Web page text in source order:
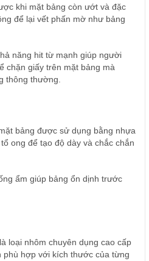
khi mặt bảng còn ướt và đặc
để lại vết phấn mờ như bảng
năng hit từ mạnh giúp người
chặn giấy trên mặt bảng mà
thông thường.
bảng được sử dụng bằng nhựa
ong để tạo độ dày và chắc chắn
ẩm giúp bảng ổn dịnh trước
loại nhôm chuyên dụng cao cấp
phù hợp với kích thước của từng